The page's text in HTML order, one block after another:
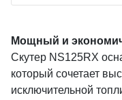
Мощный и
Скутер NS125RX
который сочетает
исключительной